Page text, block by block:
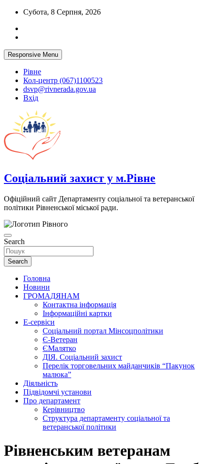
Skip
content
Субота, 8 Серпня, 2026
Responsive Menu
Рівне
Кол-центр (067)1100523
dsvp@rivnerada.gov.ua
Вхід
Соціальний захист у м.Рівне
Офіційний сайт Департаменту соціальної та ветеранської
політики Рівненської міської ради.
Search
Search
Головна
Новини
ГРОМАДЯНАМ
Контактна інформація
Інформаційні картки
Е-сервіси
Соціальний портал Мінсоцполітики
Є-Ветеран
ЄМалятко
ДІЯ. Соціальний захист
Перелік торговельних майданчиків “Пакунок
малюка”
Діяльність
Підвідомчі установи
Про департамент
Керівництво
Структура департаменту соціальної та
ветеранської політики
Рівненським ветеранам